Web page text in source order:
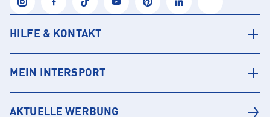
HILFE & KONTAKT
MEIN INTERSPORT
AKTUELLE WERBUNG